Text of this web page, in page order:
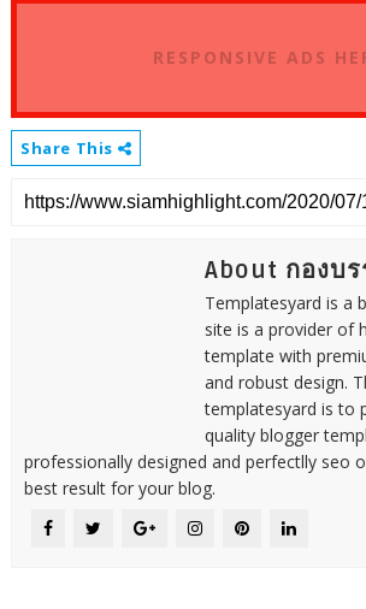
RESPONSIVE ADS
Share This
About กองบ
Templatesyard is a
site is a provider of
template with
and robust design.
templatesyard is to
quality blogger
professionally designed and perfectlly seo
best result for your blog.